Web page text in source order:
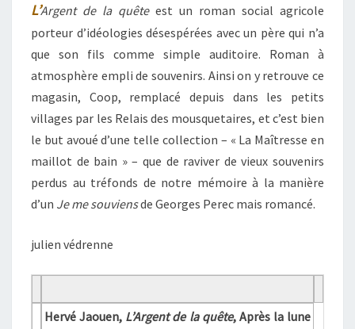
L’Argent de la quêteest un roman social agricole
porteur d’idéologies désespérées avec un père qui n’a
que son fils comme simple auditoire. Roman à
atmosphère empli de souvenirs. Ainsi on y retrouve ce
magasin, Coop, remplacé depuis dans les petits
villages par les Relais des mousquetaires, et c’est bien
le but avoué d’une telle collection – « La Maîtresse en
maillot de bain » – que de raviver de vieux souvenirs
perdus au tréfonds de notre mémoire à la manière
d’un Je me souviensde Georges Perec mais romancé.
julien védrenne
Hervé Jaouen, L’Argent de la quête, Après la lune